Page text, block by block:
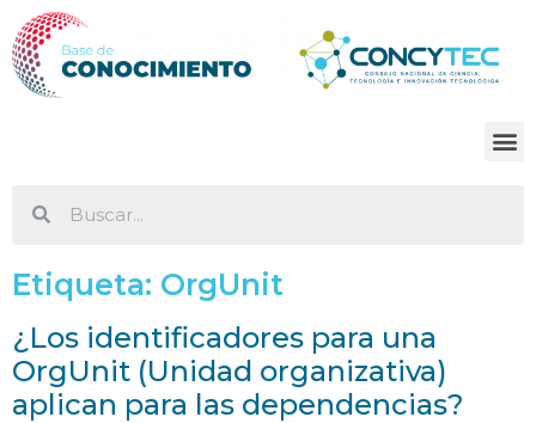
Etiqueta: OrgUnit
¿Los identificadores para una
OrgUnit (Unidad organizativa)
aplican para las dependencias?